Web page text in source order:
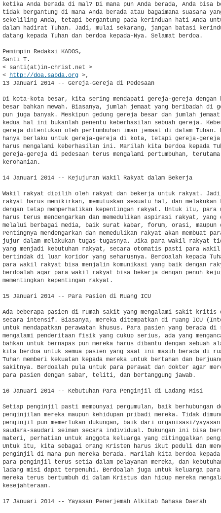
ketika Anda berada di mal? Di mana pun Anda berada, Anda bisa
tidak bergantung di mana Anda berada atau bagaimana suasana
sekeliling Anda, tetapi bergantung pada kerinduan hati Anda
dalam hadirat Tuhan. Jadi, mulai sekarang, jangan batasi
datang kepada Tuhan dan berdoa kepada-Nya. Selamat berdoa.
Pemimpin Redaksi KADOS,
Santi T.
< santi(at)in-christ.net >
<
http://doa.sabda.org >,
13 Januari 2014 -- Gereja-Gereja di Pedesaan
Di kota-kota besar, kita sering mendapati gereja-gereja dengan
besar bahkan mewah. Biasanya, jumlah jemaat yang beribadah
pun juga banyak. Meskipun gedung gereja besar dan jumlah
kedua hal ini bukanlah penentu keberhasilan sebuah gereja.
gereja ditentukan oleh pertumbuhan iman jemaat di dalam
hanya berlaku untuk gereja-gereja di kota, tetapi gereja-
harus mengalami keberhasilan ini. Marilah kita berdoa kepada
gereja-gereja di pedesaan terus mengalami pertumbuhan,
kerohanian.
14 Januari 2014 -- Kejujuran Wakil Rakyat dalam Bekerja
Wakil rakyat dipilih oleh rakyat dan bekerja untuk rakyat.
rakyat harus memikirkan, memutuskan sesuatu hal, dan melakukan
dengan tetap memperhatikan kepentingan rakyat. Untuk itu,
harus terus mendengarkan dan memedulikan aspirasi rakyat, yang
melalui berbagai media, baik surat kabar, forum, orasi, maupun
Pentingnya mendengarkan dan memedulikan rakyat akan membuat
jujur dalam melakukan tugas-tugasnya. Jika para wakil rakyat
yang menjadi kebutuhan rakyat, secara otomatis pasti para
bertindak di luar koridor yang seharusnya. Berdoalah kepada
para wakil rakyat bisa menjalin komunikasi yang baik dengan
berdoalah agar para wakil rakyat bisa bekerja dengan penuh
mementingkan kepentingan rakyat.
15 Januari 2014 -- Para Pasien di Ruang ICU
Ada beberapa pasien di rumah sakit yang mengalami sakit
secara intensif. Biasanya, mereka ditempatkan di ruang ICU
untuk mendapatkan perawatan khusus. Para pasien yang berada
mengalami penderitaan fisik yang cukup serius, ada yang
bahkan untuk bernapas pun mereka harus dibantu dengan
kita berdoa untuk semua pasien yang saat ini masih berada di
Tuhan memberi kekuatan kepada mereka untuk bertahan dan
sakitnya. Berdoalah pula untuk para perawat dan dokter agar
para pasien dengan sabar, teliti, dan bertanggung jawab.
16 Januari 2014 -- Kebutuhan Para Penginjil di Ladang Misi
Setiap penginjil pasti mempunyai pergumulan, baik berhubungan
penginjilan mereka maupun kehidupan pribadi mereka. Tidak
penginjil pun memerlukan dukungan, baik dari organisasi/
saudara-saudari seiman secara individual. Dukungan ini bisa
materi, perhatian untuk anggota keluarga yang ditinggalkan
Untuk itu, kita sebagai orang Kristen harus ikut peduli dan
penginjil di mana pun mereka berada. Marilah kita berdoa
para penginjil terus setia dalam pelayanan mereka, dan
ladang misi dapat terpenuhi. Berdoalah juga untuk keluarga
mereka terus bertumbuh di dalam Kristus dan hidup mereka
kesejahteraan.
17 Januari 2014 -- Yayasan Penerjemah Alkitab Bahasa Daerah